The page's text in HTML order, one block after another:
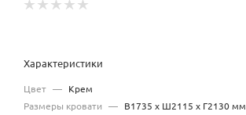
Характеристики
Цвет — Крем
Размеры кровати — В1735 x Ш2115 x Г2130 мм